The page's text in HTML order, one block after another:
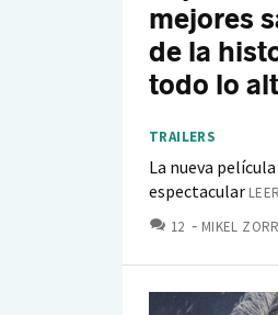
mejores
de la
todo lo
TRAILERS
La nueva
espectacular
12 COMENTARIOS
MIKEL